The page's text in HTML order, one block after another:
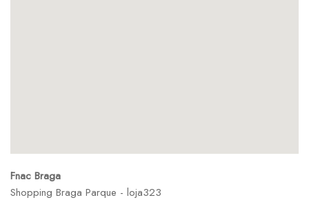
Fnac Braga
Shopping Braga Parque - loja323